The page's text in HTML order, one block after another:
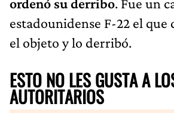
ordenó su derribo. Fue un
estadounidense F-22 el que
el objeto y lo derribó.
ESTO NO LES GUSTA A
AUTORITARIOS